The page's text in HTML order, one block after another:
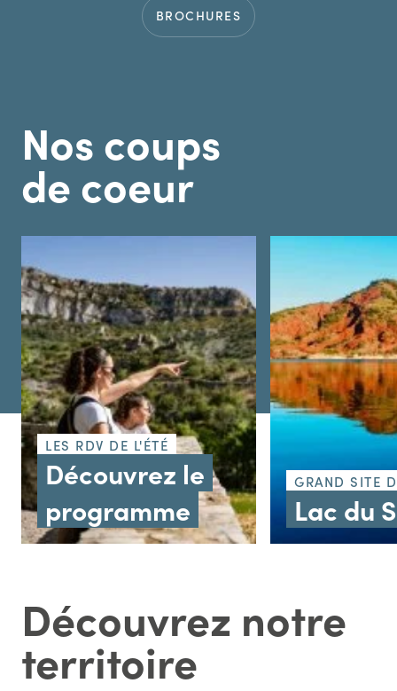
BROCHURES
Nos coups
de coeur
LES RDV DE L'ÉTÉ
Découvrez le
programme
GRAND SITE
Lac du
Découvrez notre
territoire